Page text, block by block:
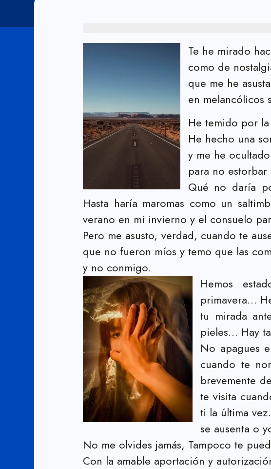
Te he mirado
como de
que me he
en melancólicos
He temido por
He hecho una
y me he
para no
Qué no daría
Hasta haría maromas como un
verano en mi invierno y el consuelo
Pero me asusto, verdad, cuando te
que no fueron míos y temo que las
y no conmigo.
Hemos
primavera…
tu mirada
pieles… Hay
No apagues
cuando te
brevemente
te visita
ti la última
se ausenta o
No me olvides jamás, Tampoco te
Con la amable aportación y